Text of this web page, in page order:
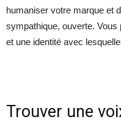
humaniser votre marque et
sympathique, ouverte.
et une identité avec
Trouver une